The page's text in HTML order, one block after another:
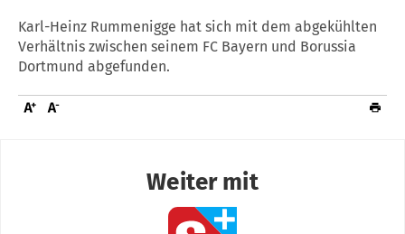
Karl-Heinz Rummenigge hat sich mit dem abgekühlten
Verhältnis zwischen seinem FC Bayern und Borussia
Dortmund abgefunden.